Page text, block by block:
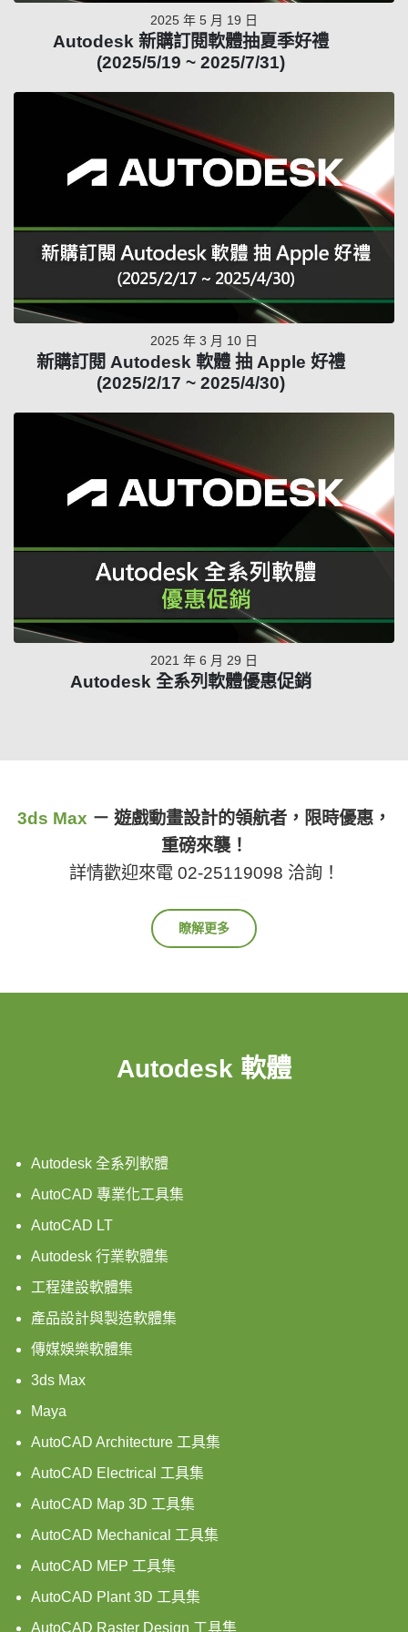
2025 年 5 月 19 日
Autodesk 新購訂閱軟體抽夏季好禮
(2025/5/19 ~ 2025/7/31)
2025 年 3 月 10 日
新購訂閱 Autodesk 軟體 抽 Apple 好禮
(2025/2/17 ~ 2025/4/30)
2021 年 6 月 29 日
Autodesk 全系列軟體優惠促銷
3ds Max － 遊戲動畫設計的領航者，限時優惠，
重磅來襲！
詳情歡迎來電 02-25119098 洽詢！
瞭解更多
Autodesk 軟體
Autodesk 全系列軟體
AutoCAD 專業化工具集
AutoCAD LT
Autodesk 行業軟體集
工程建設軟體集
產品設計與製造軟體集
傳媒娛樂軟體集
3ds Max
Maya
AutoCAD Architecture 工具集
AutoCAD Electrical 工具集
AutoCAD Map 3D 工具集
AutoCAD Mechanical 工具集
AutoCAD MEP 工具集
AutoCAD Plant 3D 工具集
AutoCAD Raster Design 工具集